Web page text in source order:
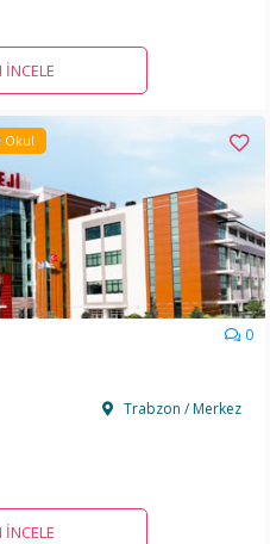
İNCELE
Okul
0
Trabzon / Merkez
İNCELE